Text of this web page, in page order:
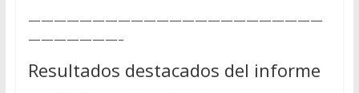
———————————————————————
———————–
Resultados destacados del informe